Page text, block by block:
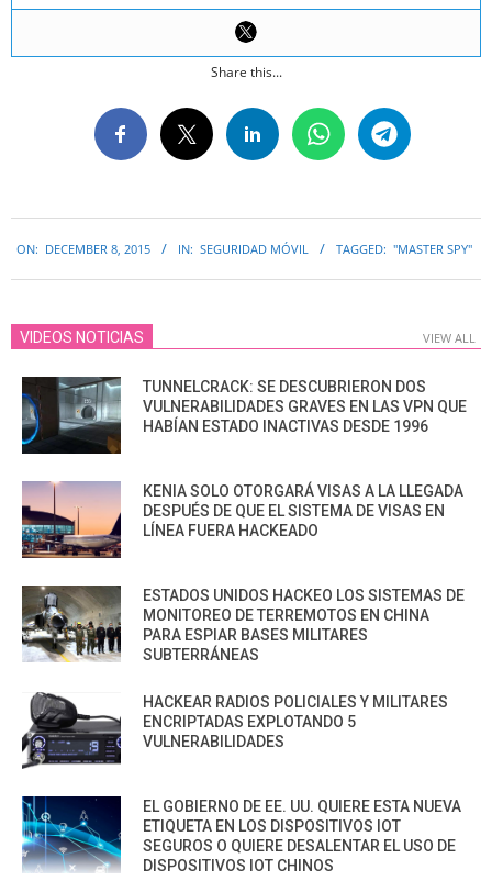
Share this...
12-
08
ON: DECEMBER 8, 2015 IN: SEGURIDAD MÓVIL TAGGED: "MASTER SPY"
VIDEOS NOTICIAS VIEW ALL
TUNNELCRACK: SE DESCUBRIERON DOS
VULNERABILIDADES GRAVES EN LAS VPN QUE
HABÍAN ESTADO INACTIVAS DESDE 1996
KENIA SOLO OTORGARÁ VISAS A LA LLEGADA
DESPUÉS DE QUE EL SISTEMA DE VISAS EN
LÍNEA FUERA HACKEADO
ESTADOS UNIDOS HACKEO LOS SISTEMAS DE
MONITOREO DE TERREMOTOS EN CHINA
PARA ESPIAR BASES MILITARES
SUBTERRÁNEAS
HACKEAR RADIOS POLICIALES Y MILITARES
ENCRIPTADAS EXPLOTANDO 5
VULNERABILIDADES
EL GOBIERNO DE EE. UU. QUIERE ESTA NUEVA
ETIQUETA EN LOS DISPOSITIVOS IOT
SEGUROS O QUIERE DESALENTAR EL USO DE
DISPOSITIVOS IOT CHINOS